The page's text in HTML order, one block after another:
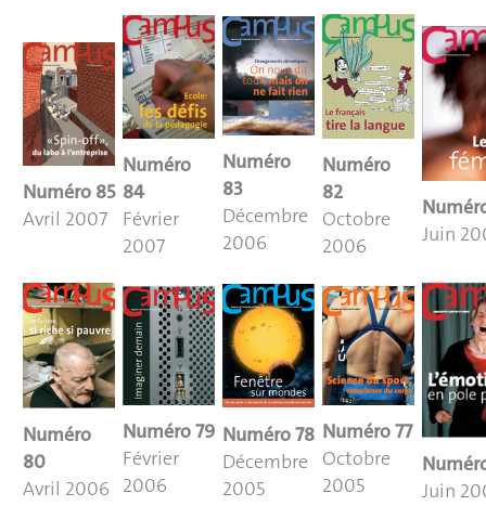
Numéro 85
Avril 2007
Numéro
84
Février
2007
Numéro
83
Décembre
2006
Numéro
82
Octobre
2006
Juin
Numéro
80
Avril 2006
Numéro79
Février
2006
Numéro78
Décembre
2005
Numéro77
Octobre
2005
Juin